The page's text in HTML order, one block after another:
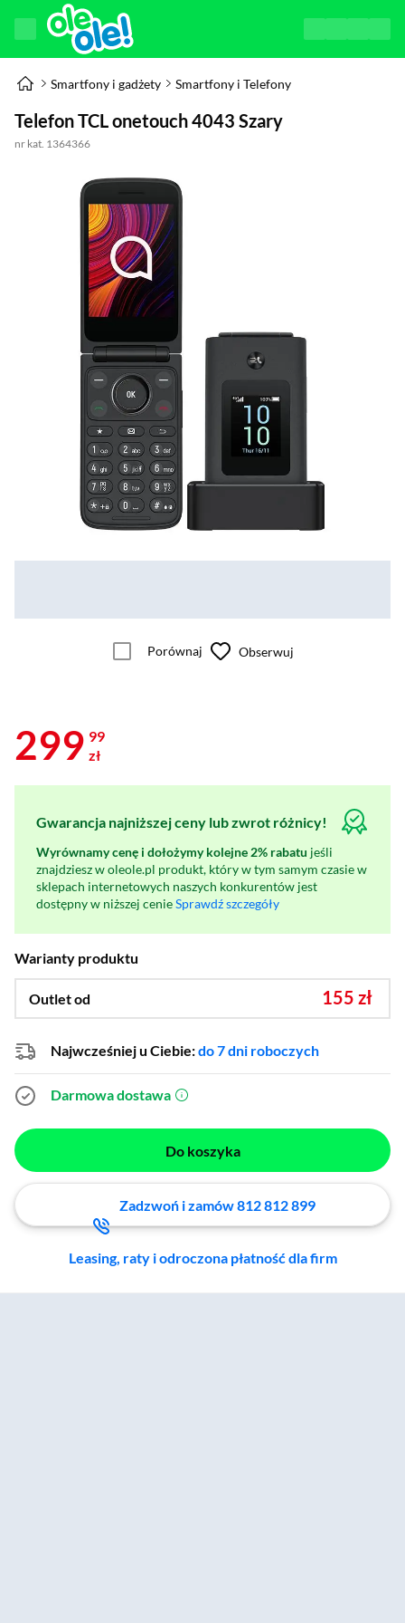
Smartfony i gadżety Smartfony i Telefony
Telefon TCL onetouch 4043 Szary
nr kat. 1364366
Porównaj Obserwuj
299 99
zł
Gwarancja najniższej ceny lub zwrot różnicy!
Wyrównamy cenę i dołożymy kolejne 2% rabatu jeśli
znajdziesz w oleole.pl produkt, który w tym samym czasie w
sklepach internetowych naszych konkurentów jest
dostępny w niższej cenieSprawdź szczegóły
Warianty produktu
Outlet od 155 zł
Najwcześniej u Ciebie:do 7 dni roboczych
Darmowa dostawa (otworzy się w nowym oknie)
Do koszyka
Zadzwoń i zamów 812 812 899
Leasing, raty i odroczona płatność dla firm